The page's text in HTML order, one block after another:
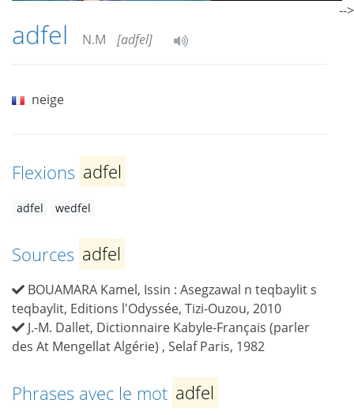
adfel N.M [adfel]
neige
Flexions adfel
adfel wedfel
Sources adfel
BOUAMARA Kamel, Issin : Asegzawal n teqbaylit s
teqbaylit, Editions l'Odyssée, Tizi-Ouzou, 2010
J.-M. Dallet, Dictionnaire Kabyle-Français (parler
des At Mengellat Algérie) , Selaf Paris, 1982
Phrases avec le mot adfel
-->